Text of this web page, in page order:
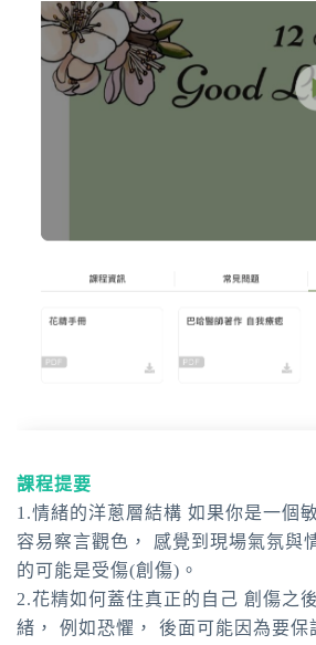
課程提要
1.情緒的洋蔥層結構 如果你是一個
容易察言觀色， 感覺到現場氣氛與
的可能是受傷(創傷)。
2.花精如何蓋住真正的自己 創傷之
緒， 例如恐懼， 後面可能因為要保